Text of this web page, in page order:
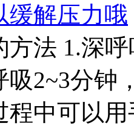
缓解压力哦
方法 1.深
吸2~3分钟
程中可以